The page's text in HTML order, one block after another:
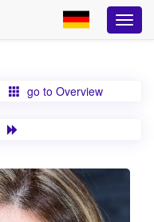
go to Overview